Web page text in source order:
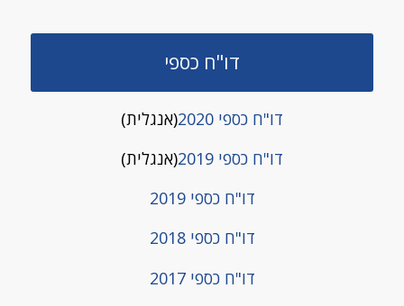
דו"ח כספי
דו"ח כספי 2020
(אנגלית)
דו"ח כספי 2019
(אנגלית)
דו"ח כספי 2019
דו"ח כספי 2018
דו"ח כספי 2017